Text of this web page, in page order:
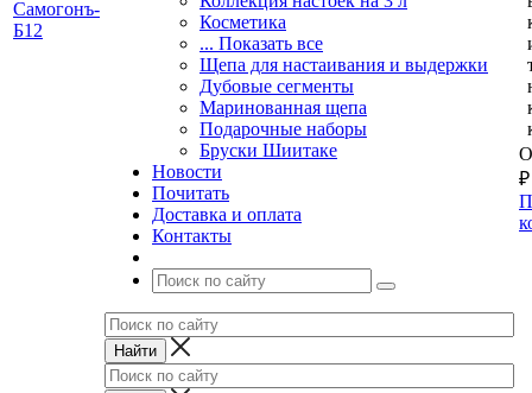
Косметика
... Показать все
Щепа для настаивания и выдержки
Дубовые сегменты
Маринованная щепа
Подарочные наборы
Бруски Шиитаке
Новости
Почитать
Доставка и оплата
Контакты
₽